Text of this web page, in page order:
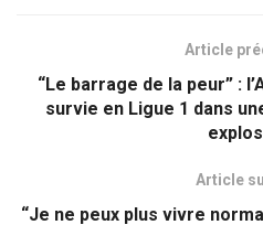
Article
“Le barrage de la peur” :
survie en Ligue 1 dans
Article
“Je ne peux plus vivre